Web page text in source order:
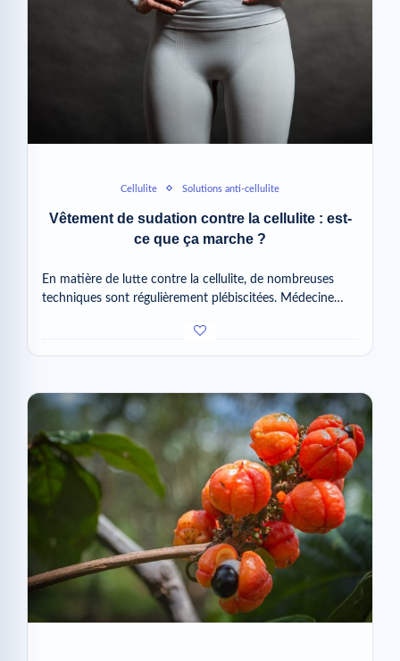
Cellulite Solutions anti-cellulite
Vêtement de sudation contre la cellulite : est-
ce que ça marche ?
En matière de lutte contre la cellulite, de nombreuses
techniques sont régulièrement plébiscitées. Médecine…